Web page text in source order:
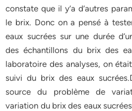
constate que il y’a d’autres
le brix. Donc on a pensé à
eaux sucrées sur une durée
des échantillons du brix des
laboratoire des analyses, on
suivi du brix des eaux
source du problème de
variation du brix des eaux